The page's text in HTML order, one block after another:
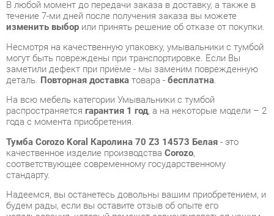
заметили дефект при приёме - мы заменим поврежденную
деталь.Повторная доставкатовара -бесплатна.
распространяетсягарантия 1 год, а на некоторые модели – 2
года с момента приобретения.
Тумба Corozo Koral Каролина 70 Z3 14573 Белая- это
соответствующее современному государственному
стандарту.
будем рады, если вы оставите отзыв об опыте его
использования, который поможет сориентироваться нашим
будущим покупателям.
Кроме формы
консультацию, фото и видеообзор продукции вы можете по
e-mail, телефону в Екатеринбурге и через мессенджеры